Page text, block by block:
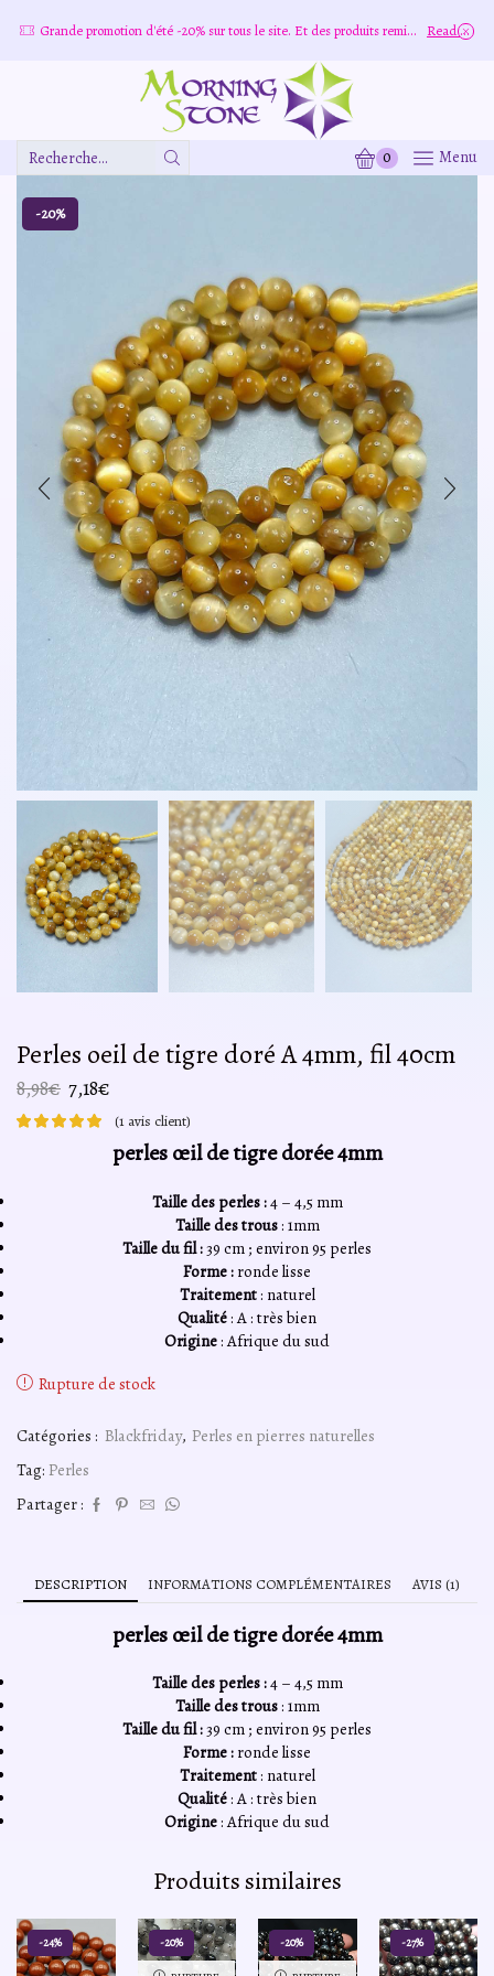
Grande promotion d'été -20% sur tous le site. Et des produits remisé indépendamment Read more
Zone
0 Menu
-20%
Perles oeil de tigre doré A 4mm, fil 40cm
8,98€ Le
prix
initial
7,18€
prix
actuel
est :
(1 avis client)
perles œil de tigre dorée 4mm
Taille des perles :4 – 4,5 mm
Taille des trous: 1mm
Taille du fil :39 cm ; environ 95 perles
Forme : ronde lisse
Traitement: naturel
Qualité: A : très bien
Origine: Afrique du sud
Rupture de stock
Catégories : Blackfriday, Perles en pierres naturelles
Tag: Perles
Partager :
DESCRIPTION INFORMATIONS COMPLÉMENTAIRES AVIS (1)
perles œil de tigre dorée 4mm
Taille des perles :4 – 4,5 mm
Taille des trous: 1mm
Taille du fil :39 cm ; environ 95 perles
Forme : ronde lisse
Traitement: naturel
Qualité: A : très bien
Origine: Afrique du sud
Produits similaires
-24% -20% -20% -27%